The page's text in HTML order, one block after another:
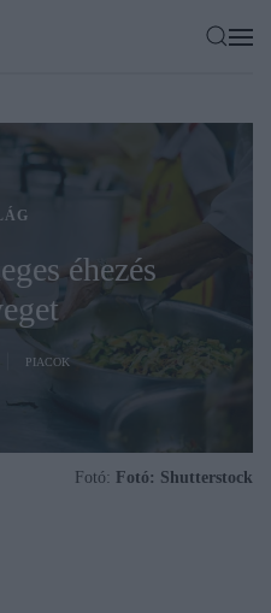
éhezés
PIACOK
Fotó: Fotó: Shutterstock